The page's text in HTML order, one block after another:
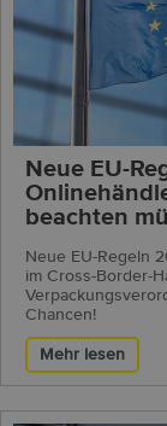
Neue EU-
beachten
Neue EU-Regeln
im Cross-Border-
Chancen!
Mehr lesen